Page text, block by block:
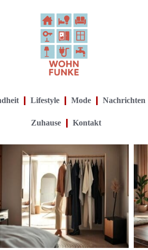
Lifestyle Mode Nachrichten
Zuhause Kontakt